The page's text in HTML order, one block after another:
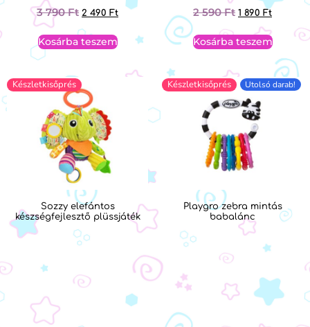
3 790Ft 2 490 Ft
Kosárba teszem
2 590Ft 1 890 Ft
Kosárba teszem
Készletkisőprés
Sozzy elefántos
készségfejlesztő plüssjáték
Készletkisőprés Utolsó darab!
Playgro zebra mintás
babalánc